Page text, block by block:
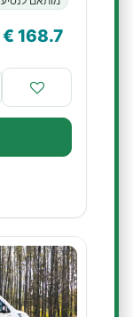
168.7
€ EUR